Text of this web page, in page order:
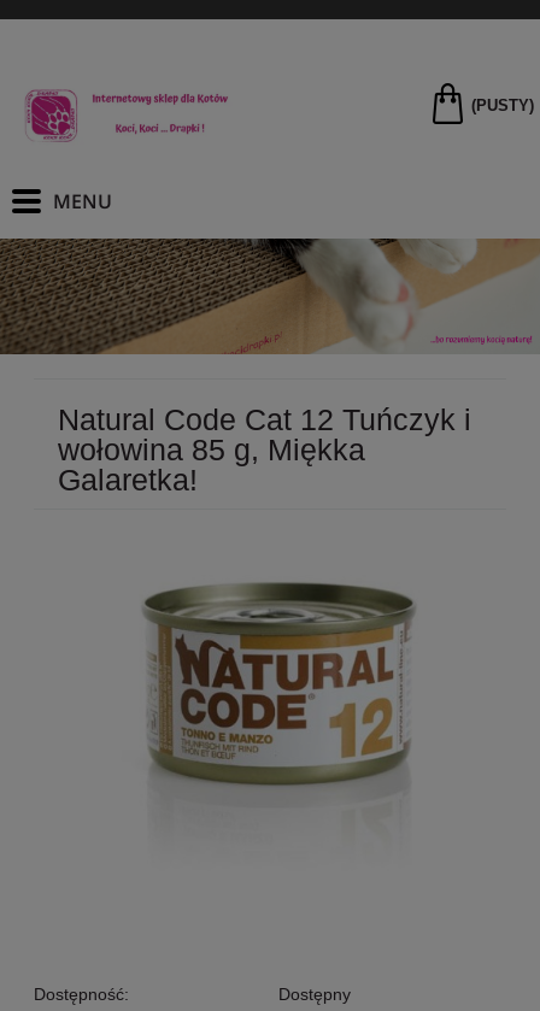
(PUSTY)
Natural Code Cat 12 Tuńczyk i
wołowina 85 g, Miękka
Galaretka!
Dostępność:
Dostępny